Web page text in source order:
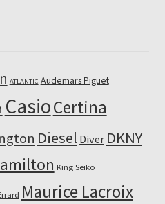
ATLANTIC Audemars Piguet
CasioCertina
Diesel Diver DKNY
King Seiko
Maurice Lacroix